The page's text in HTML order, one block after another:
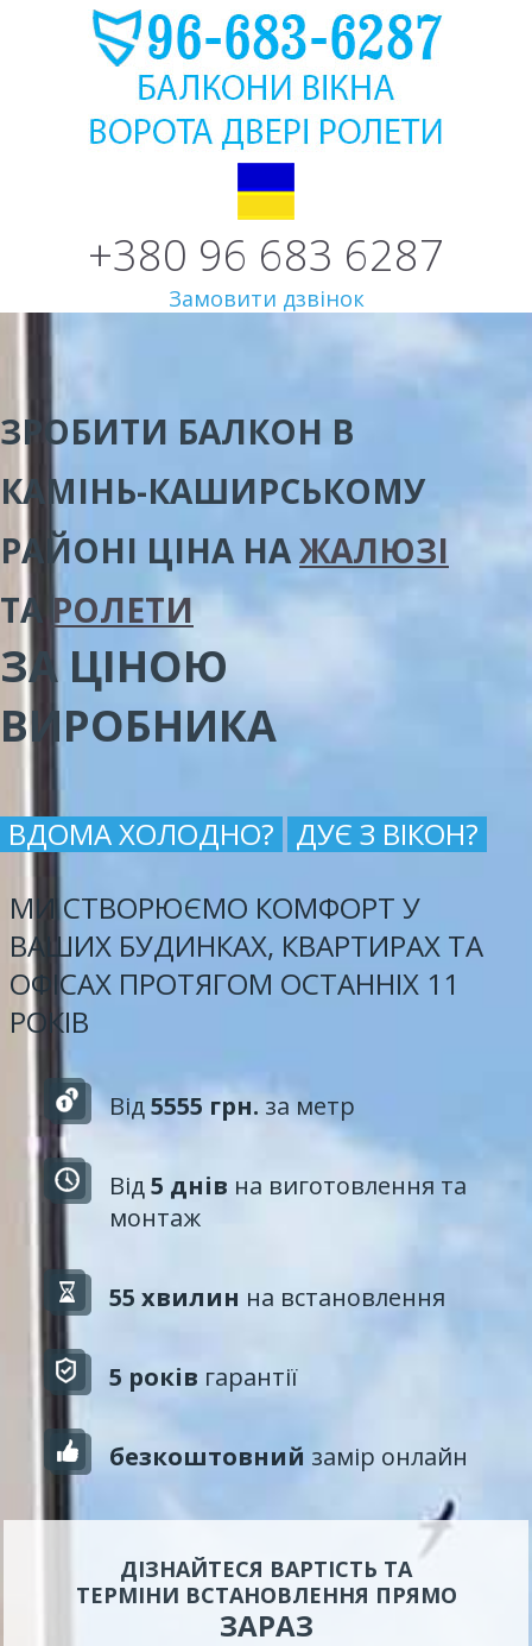
+380 96 683 6287
Замовити дзвінок
ЗРОБИТИ БАЛКОН В
КАМІНЬ-КАШИРСЬКОМУ
РАЙОНІ ЦІНА НАЖАЛЮЗІ
ТА РОЛЕТИ
ЗА ЦІНОЮ
ВИРОБНИКА
ВДОМА ХОЛОДНО?
ДУЄ З ВІКОН?
МИ СТВОРЮЄМО КОМФОРТ У
ВАШИХ БУДИНКАХ, КВАРТИРАХ ТА
ОФІСАХ ПРОТЯГОМ ОСТАННІХ 11
РОКІВ
Від5555 грн. за метр
Від5 днів на виготовлення та
монтаж
55 хвилин на встановлення
5 років гарантії
безкоштовний замір онлайн
ДІЗНАЙТЕСЯ ВАРТІСТЬ ТА
ТЕРМІНИ ВСТАНОВЛЕННЯ ПРЯМО
ЗАРАЗ